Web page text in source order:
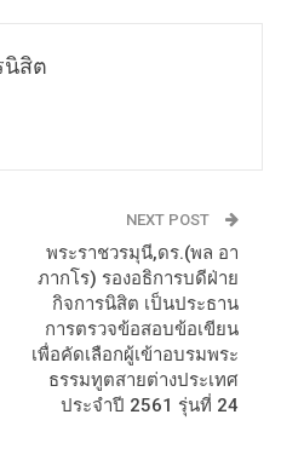
นิสิต
NEXT POST
พระราชวรมุนี,ดร.(พล อา
ภากโร) รองอธิการบดีฝ่าย
กิจการนิสิต เป็นประธาน
การตรวจข้อสอบข้อเขียน
เพื่อคัดเลือกผู้เข้าอบรมพระ
ธรรมทูตสายต่างประเทศ
ประจำปี 2561 รุ่นที่ 24